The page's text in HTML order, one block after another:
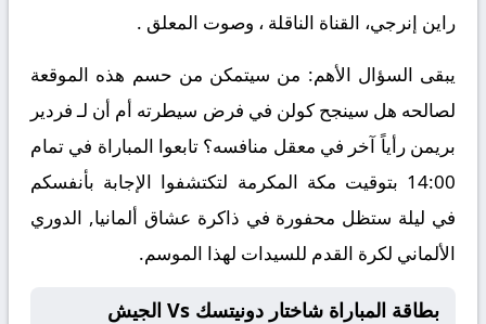
راين إنرجي، القناة الناقلة ، وصوت المعلق .
يبقى السؤال الأهم: من سيتمكن من حسم هذه الموقعة
لصالحه هل سينجح كولن في فرض سيطرته أم أن لـ فردير
بريمن رأياً آخر في معقل منافسه؟ تابعوا المباراة في تمام
14:00 بتوقيت مكة المكرمة لتكتشفوا الإجابة بأنفسكم
في ليلة ستظل محفورة في ذاكرة عشاق ألمانيا, الدوري
الألماني لكرة القدم للسيدات لهذا الموسم.
بطاقة المباراة شاختار دونيتسك Vs الجيش